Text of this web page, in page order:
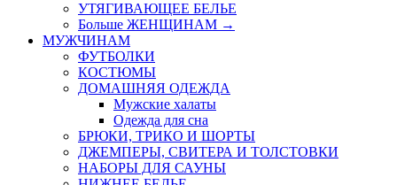
УТЯГИВАЮЩЕЕ БЕЛЬЕ
Больше ЖЕНЩИНАМ →
МУЖЧИНАМ
ФУТБОЛКИ
КОСТЮМЫ
ДОМАШНЯЯ ОДЕЖДА
Мужские халаты
Одежда для сна
БРЮКИ, ТРИКО И ШОРТЫ
ДЖЕМПЕРЫ, СВИТЕРА И ТОЛСТОВКИ
НАБОРЫ ДЛЯ САУНЫ